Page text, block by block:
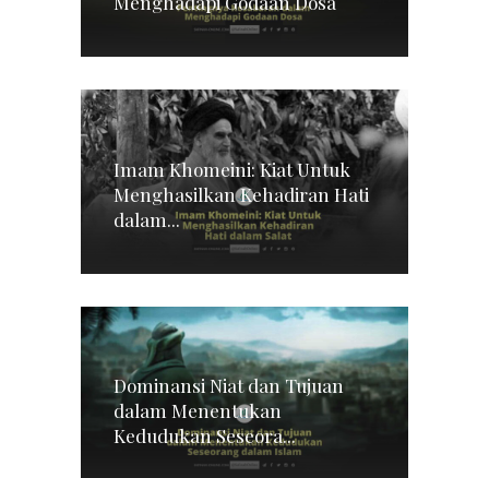
Imam Khomeini: Kiat Untuk
Menghasilkan Kehadiran Hati
dalam...
Dominansi Niat dan Tujuan
dalam Menentukan
Kedudukan Seseora...